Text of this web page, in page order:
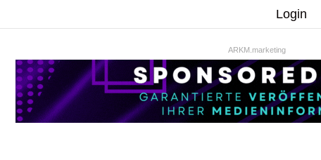
Login
ARKM.marketing